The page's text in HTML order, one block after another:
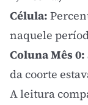
Célula:
naquele
Coluna Mês 0:
da coorte
A leitura